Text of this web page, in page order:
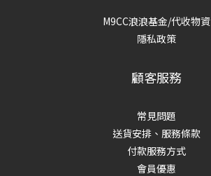
M9CC浪浪基金/代收物資
隱私政策
顧客服務
常見問題
送貨安排、服務條款
付款服務方式
會員優惠